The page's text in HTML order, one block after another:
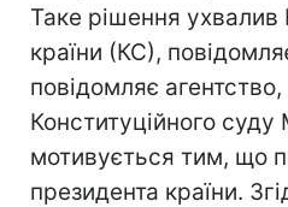
Таке рішення ухвалив
країни (КС),
повідомляє
Конституційного
мотивується тим, що
президента країни.